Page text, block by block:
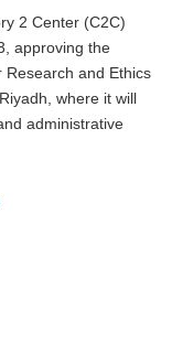
2 Center (C2C)
approving the
and Ethics
where it will
administrative